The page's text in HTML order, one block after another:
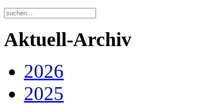
Aktuell-Archiv
2026
2025